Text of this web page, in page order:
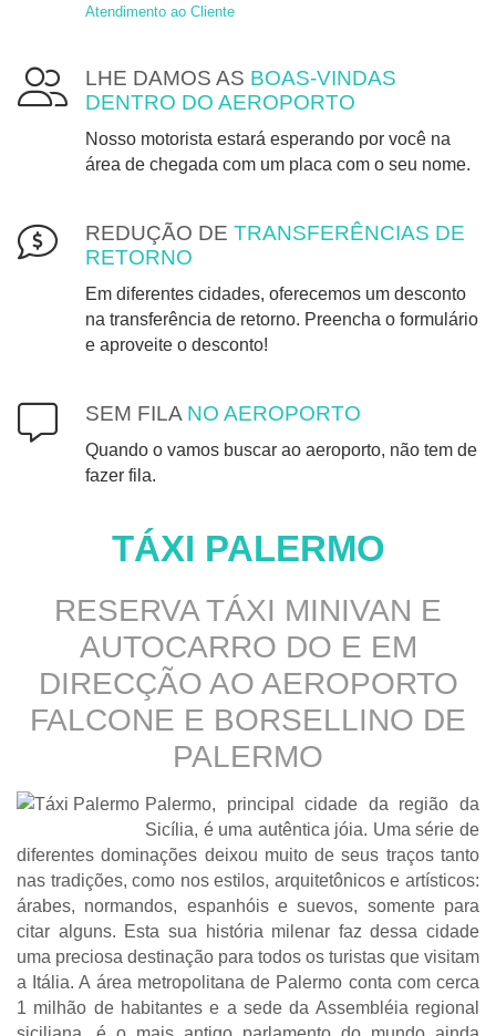
Atendimento ao Cliente
LHE DAMOS AS BOAS-VINDAS
DENTRO DO AEROPORTO
Nosso motorista estará esperando por você na
área de chegada com um placa com o seu nome.
REDUÇÃO DE TRANSFERÊNCIAS DE
RETORNO
Em diferentes cidades, oferecemos um desconto
na transferência de retorno. Preencha o formulário
e aproveite o desconto!
SEM FILA NO AEROPORTO
Quando o vamos buscar ao aeroporto, não tem de
fazer fila.
TÁXI PALERMO
RESERVA TÁXI MINIVAN E
AUTOCARRO DO E EM
DIRECÇÃO AO AEROPORTO
FALCONE E BORSELLINO DE
PALERMO
Palermo, principal cidade da região da
Sicília, é uma autêntica jóia. Uma série de
diferentes dominações deixou muito de seus traços tanto
nas tradições, como nos estilos, arquitetônicos e artísticos:
árabes, normandos, espanhóis e suevos, somente para
citar alguns. Esta sua história milenar faz dessa cidade
uma preciosa destinação para todos os turistas que visitam
a Itália. A área metropolitana de Palermo conta com cerca
1 milhão de habitantes e a sede da Assembléia regional